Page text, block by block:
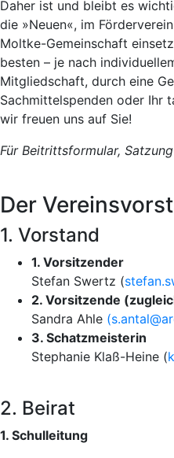
Daher ist und bleibt es
die »Neuen«, im
Moltke-Gemeinschaft
besten – je nach
Mitgliedschaft, durch eine
Sachmittelspenden oder Ihr
wir freuen uns auf Sie!
Für Beitrittsformular,
Der
1. Vorstand
1. Vorsitzender
Stefan Swertz (
2. Vorsitzende
Sandra Ahle (
3. Schatzmeisterin
Stephanie Klaß-Heine (
2. Beirat
1. Schulleitung